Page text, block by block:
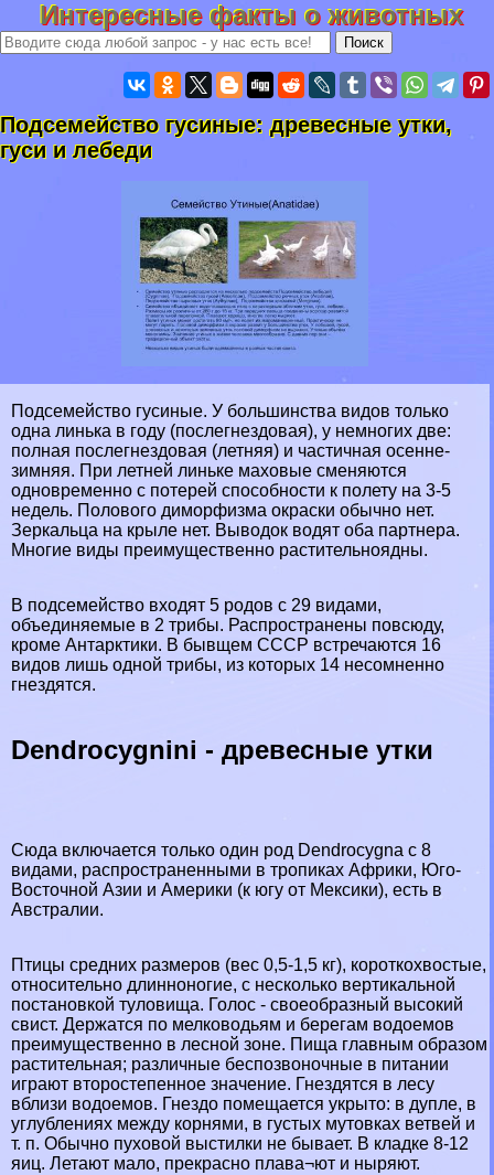
Интересные факты о животных
Подсемейство гусиные: древесные утки,
гуси и лебеди
Подсемейство гусиные. У большинства видов только
одна линька в году (послегнездовая), у немногих две:
полная послегнездовая (летняя) и частичная осенне-
зимняя. При летней линьке маховые сменяются
одновременно с потерей способности к полету на 3-5
недель. Пoлoвoго диморфизма окраски обычно нет.
Зеркальца на крыле нет. Выводок водят оба партнера.
Многие виды преимущественно растительноядны.
В подсемейство входят 5 родов с 29 видами,
объединяемые в 2 трибы. Распространены повсюду,
кроме Антарктики. В бывщем СССР встречаются 16
видов лишь одной трибы, из которых 14 несомненно
гнездятся.
Dendrocygnini - древесные утки
Сюда включается только один род Dendrocygna с 8
видами, распространенными в тропиках Африки, Юго-
Восточной Азии и Америки (к югу от Мексики), есть в
Австралии.
Птицы средних размеров (вес 0,5-1,5 кг), короткохвостые,
относительно длинноногие, с несколько вертикальной
постановкой туловища. Голос - своеобразный высокий
свист. Держатся по мелководьям и берегам водоемов
преимущественно в лесной зоне. Пища главным образом
растительная; различные беспозвоночные в питании
играют второстепенное значение. Гнездятся в лесу
вблизи водоемов. Гнездо помещается укрыто: в дупле, в
углублениях между корнями, в густых мутовках ветвей и
т. п. Обычно пуховой выстилки не бывает. В кладке 8-12
яиц. Летают мало, прекрасно плава¬ют и ныряют.